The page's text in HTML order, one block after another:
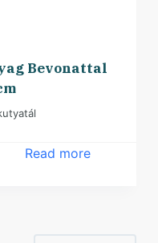
Bevonattal
Read more